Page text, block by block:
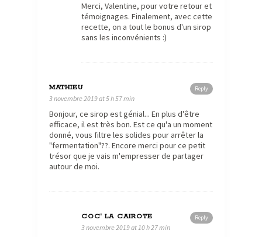
Merci, Valentine, pour votre retour et
témoignages. Finalement, avec cette
recette, on a tout le bonus d'un sirop
sans les inconvénients :)
Reply
MATHIEU
3 novembre 2019 at 5 h 57 min
Bonjour, ce sirop est génial... En plus d'être
efficace, il est très bon. Est ce qu'a un moment
donné, vous filtre les solides pour arrêter la
"fermentation"??. Encore merci pour ce petit
trésor que je vais m'empresser de partager
autour de moi.
Reply
COC' LA CAIROTE
3 novembre 2019 at 10 h 27 min